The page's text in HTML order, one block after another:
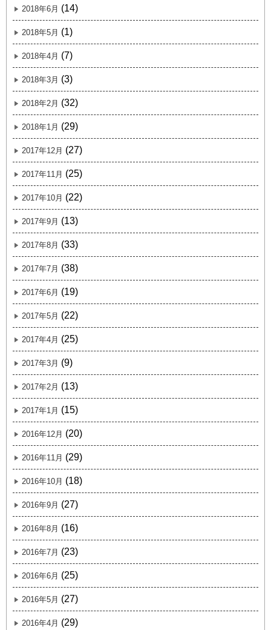
2018年6月 (14)
2018年5月 (1)
2018年4月 (7)
2018年3月 (3)
2018年2月 (32)
2018年1月 (29)
2017年12月 (27)
2017年11月 (25)
2017年10月 (22)
2017年9月 (13)
2017年8月 (33)
2017年7月 (38)
2017年6月 (19)
2017年5月 (22)
2017年4月 (25)
2017年3月 (9)
2017年2月 (13)
2017年1月 (15)
2016年12月 (20)
2016年11月 (29)
2016年10月 (18)
2016年9月 (27)
2016年8月 (16)
2016年7月 (23)
2016年6月 (25)
2016年5月 (27)
2016年4月 (29)